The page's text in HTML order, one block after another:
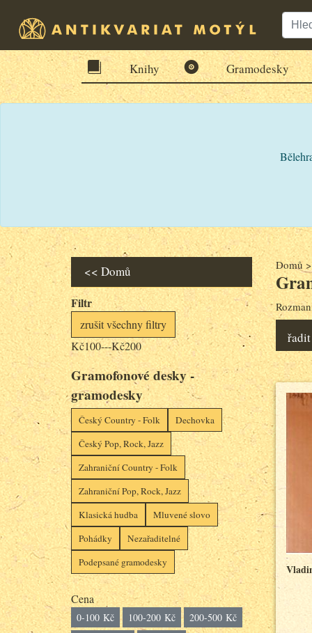
Knihy Gramodesky
<< Domů
Filtr
zrušit všechny filtry
Kč100---Kč200
Gramofonové desky -
gramodesky
Český Country - Folk
Dechovka
Český Pop, Rock, Jazz
Zahraniční Country - Folk
Zahraniční Pop, Rock, Jazz
Klasická hudba
Mluvené slovo
Pohádky
Nezařaditelné
Podepsané gramodesky
Cena
0-100 Kč 100-200 Kč
200-500 Kč
Domů